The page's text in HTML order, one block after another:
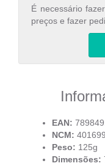
É necessário
preços e fazer
EAN:
NCM:
Peso: 125g
Dimensões: